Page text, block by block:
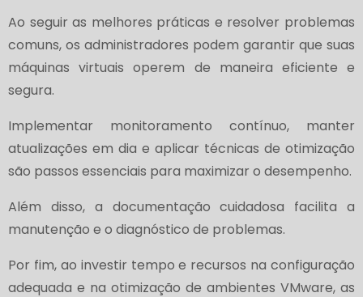
Ao seguir as melhores práticas e resolver problemas
comuns, os administradores podem garantir que suas
máquinas virtuais operem de maneira eficiente e
segura.
Implementar monitoramento contínuo, manter
atualizações em dia e aplicar técnicas de otimização
são passos essenciais para maximizar o desempenho.
Além disso, a documentação cuidadosa facilita a
manutenção e o diagnóstico de problemas.
Por fim, ao investir tempo e recursos na configuração
adequada e na otimização de ambientes VMware, as